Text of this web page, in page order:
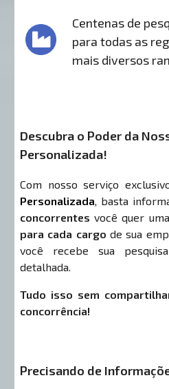
Centenas de
para todas as
mais diversos
Descubra o Poder da
Personalizada!
Com nosso serviço
Personalizada, basta
concorrentes você quer
para cada cargo de sua
você recebe sua
detalhada.
Tudo isso sem
concorrência!
Precisando de